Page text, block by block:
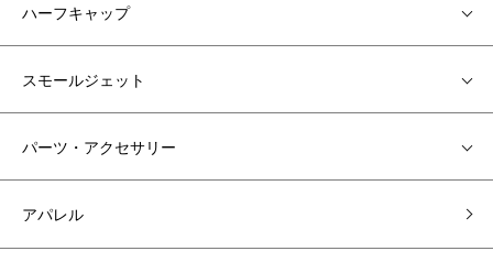
ハーフキャップ
スモールジェット
パーツ・アクセサリー
アパレル